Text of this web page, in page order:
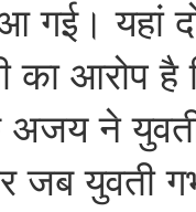
यहां
आरोप है
अजय ने
जब युवती